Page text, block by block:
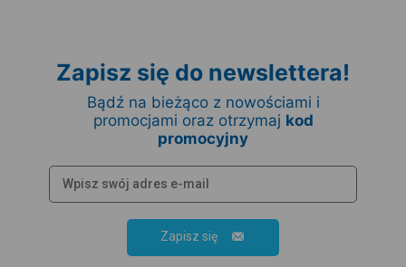
Zapisz się do newslettera!
Bądź na bieżąco z nowościami i
promocjami oraz otrzymaj kod
promocyjny
Zapisz się